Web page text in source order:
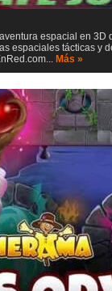
espacial en 3D
espaciales tácticas y
Más »